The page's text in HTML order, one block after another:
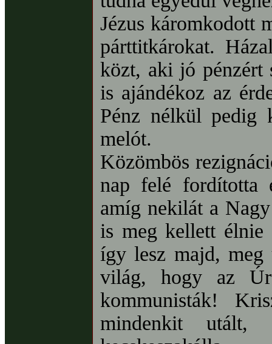
Jézus káromkodott
párttitkárokat.
közt, aki jó
is ajándékoz az
Pénz nélkül pedig
melót.
Közömbös
nap felé fordította
amíg nekilát a
is meg kellett élnie
így lesz majd, meg
világ, hogy az
kommunisták!
mindenkit